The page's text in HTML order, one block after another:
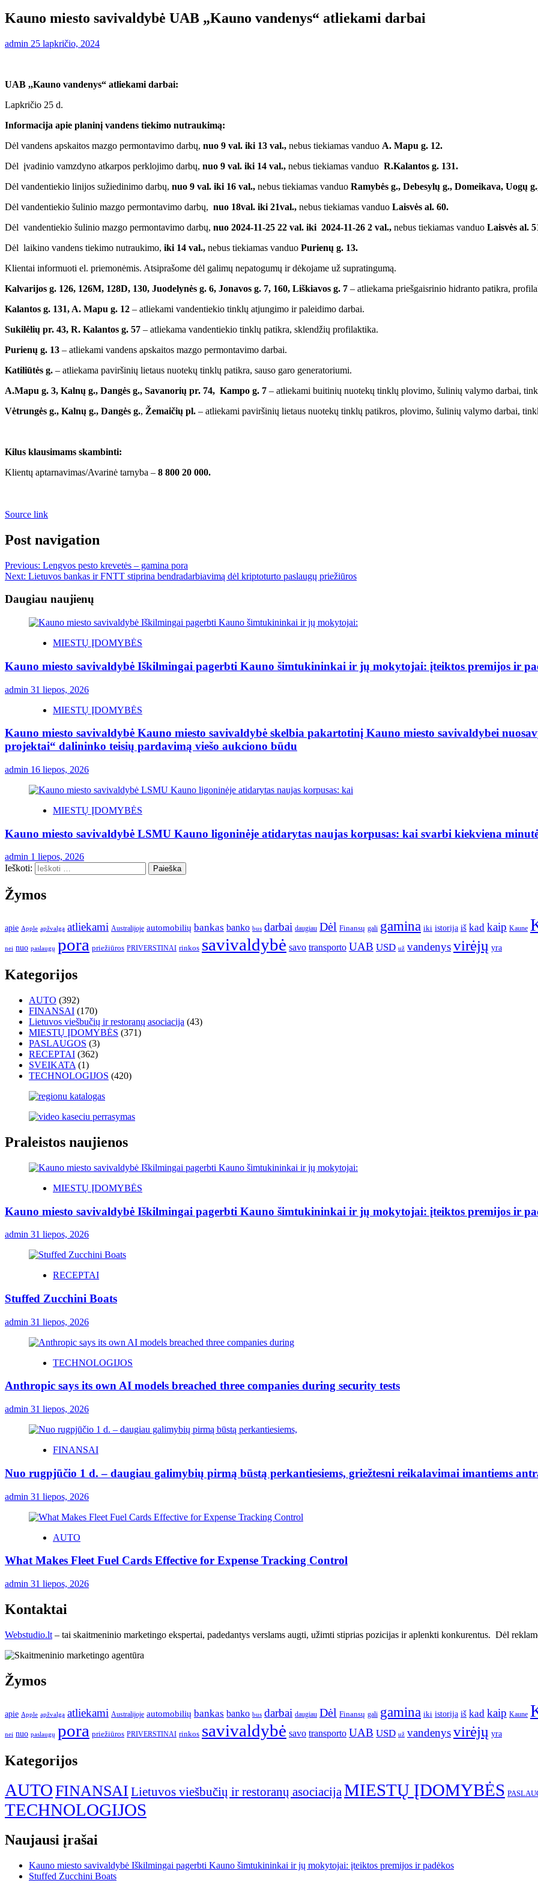
Kauno miesto savivaldybė UAB „Kauno vandenys“ atliekami darbai
admin 25 lapkričio, 2024
UAB ,,Kauno vandenys“ atliekami darbai:
Lapkričio 25 d.
Informacija apie planinį vandens tiekimo nutraukimą:
Dėl vandens apskaitos mazgo permontavimo darbų, nuo 9 val. iki 13 val., nebus tiekiamas vanduo A. Mapu g. 12.
Dėl įvadinio vamzdyno atkarpos perklojimo darbų, nuo 9 val. iki 14 val., nebus tiekiamas vanduo
Dėl vandentiekio linijos sužiedinimo darbų, nuo 9 val. iki 16 val., nebus tiekiamas vanduo Ramybės g., Debesylų g., Domeikava, Uogų
Dėl vandentiekio šulinio mazgo permontavimo darbų, nuo 18val. iki 21val., nebus tiekiamas vanduo Laisvės
Dėl vandentiekio šulinio mazgo permontavimo darbų, nuo 2024-11-25 22 val. iki 2024-11-26 2 val., nebus tiekiamas vanduo Laisvės al.
Dėl laikino vandens tiekimo nutraukimo, iki 14 val., nebus tiekiamas vanduo Purienų g. 13.
Klientai informuoti el. priemonėmis. Atsiprašome dėl galimų nepatogumų ir dėkojame už supratingumą.
Kalvarijos g. 126, 126M, 128D, 130, Juodelynės g. 6, Jonavos g. 7, 160, Liškiavos g. 7 – atliekama priešgaisrinio hidranto patikra,
Kalantos g. 131, A. Mapu g. 12 – atliekami vandentiekio tinklų atjungimo ir paleidimo darbai.
Sukilėlių pr. 43, R. Kalantos g. 57 – atliekama vandentiekio tinklų patikra, sklendžių profilaktika.
Purienų g. 13 – atliekami vandens apskaitos mazgo permontavimo darbai.
Katiliūtės g. – atliekama paviršinių lietaus nuotekų tinklų patikra, sauso garo generatoriumi.
A.Mapu g. 3, Kalnų g., Dangės g., Savanorių pr. 74, Kampo g. 7 – atliekami buitinių nuotekų tinklų plovimo, šulinių valymo darbai,
Vėtrungės g., Kalnų g., Dangės g., Žemaičių pl. – atliekami paviršinių lietaus nuotekų tinklų patikros, plovimo, šulinių valymo darbai,
Kilus klausimams skambinti:
Klientų aptarnavimas/Avarinė tarnyba – 8 800 20 000.
Source link
Post navigation
Previous: Lengvos pesto krevetės – gamina pora
Next: Lietuvos bankas ir FNTT stiprina bendradarbiavimą dėl kriptoturto paslaugų priežiūros
Daugiau naujienų
MIESTŲ ĮDOMYBĖS
Kauno miesto savivaldybė Iškilmingai pagerbti Kauno šimtukininkai ir jų mokytojai: įteiktos premijos ir
admin 31 liepos, 2026
MIESTŲ ĮDOMYBĖS
Kauno miesto savivaldybė Kauno miesto savivaldybė skelbia pakartotinį Kauno miesto savivaldybei
projektai“ dalininko teisių pardavimą viešo aukciono būdu
admin 16 liepos, 2026
MIESTŲ ĮDOMYBĖS
Kauno miesto savivaldybė LSMU Kauno ligoninėje atidarytas naujas korpusas: kai svarbi kiekviena
admin 1 liepos, 2026
Ieškoti:
Žymos
apie Apple apžvalga atliekami Australijoje automobilių bankas banko bus darbai daugiau Dėl Finansų gali gamina iki istorija iš kad kaip Kaune
nei nuo paslaugų pora priežiūros PRIVERSTINAI rinkos savivaldybė savo transporto UAB USD už vandenysvirėjų yra
Kategorijos
AUTO (392)
FINANSAI (170)
Lietuvos viešbučių ir restoranų asociacija (43)
MIESTŲ ĮDOMYBĖS (371)
PASLAUGOS (3)
RECEPTAI (362)
SVEIKATA (1)
TECHNOLOGIJOS (420)
Praleistos naujienos
MIESTŲ ĮDOMYBĖS
Kauno miesto savivaldybė Iškilmingai pagerbti Kauno šimtukininkai ir jų mokytojai: įteiktos premijos ir
admin 31 liepos, 2026
RECEPTAI
Stuffed Zucchini Boats
admin 31 liepos, 2026
TECHNOLOGIJOS
Anthropic says its own AI models breached three companies during security tests
admin 31 liepos, 2026
FINANSAI
Nuo rugpjūčio 1 d. – daugiau galimybių pirmą būstą perkantiesiems, griežtesni reikalavimai imantiems
admin 31 liepos, 2026
AUTO
What Makes Fleet Fuel Cards Effective for Expense Tracking Control
admin 31 liepos, 2026
Kontaktai
Webstudio.lt – tai skaitmeninio marketingo ekspertai, padedantys verslams augti, užimti stiprias pozicijas ir aplenkti konkurentus. Dėl
Žymos
apie Apple apžvalga atliekami Australijoje automobilių bankas banko bus darbai daugiau Dėl Finansų gali gamina iki istorija iš kad kaip Kaune
nei nuo paslaugų pora priežiūros PRIVERSTINAI rinkos savivaldybė savo transporto UAB USD už vandenysvirėjų yra
Kategorijos
AUTOFINANSAI Lietuvos viešbučių ir restoranų asociacijaMIESTŲ ĮDOMYBĖS
TECHNOLOGIJOS
Naujausi įrašai
Kauno miesto savivaldybė Iškilmingai pagerbti Kauno šimtukininkai ir jų mokytojai: įteiktos premijos ir padėkos
Stuffed Zucchini Boats